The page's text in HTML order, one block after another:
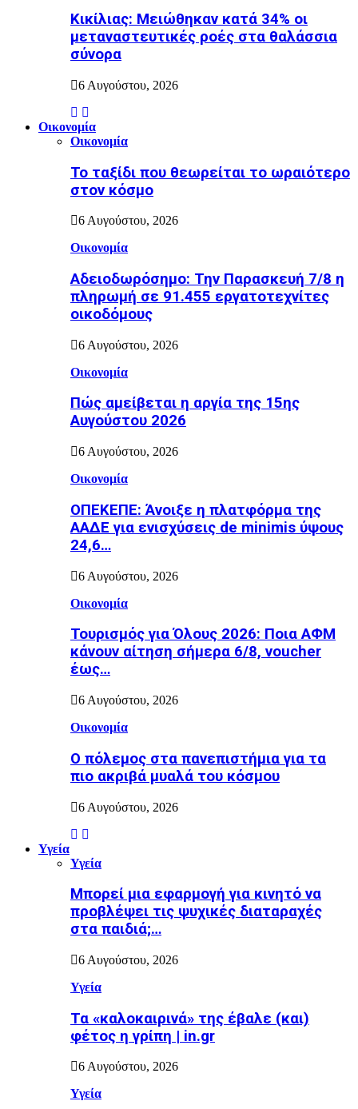
Κικίλιας: Μειώθηκαν κατά 34% οι
μεταναστευτικές ροές στα θαλάσσια
σύνορα
6 Αυγούστου, 2026
Οικονομία
Οικονομία
Το ταξίδι που θεωρείται το ωραιότερο
στον κόσμο
6 Αυγούστου, 2026
Οικονομία
Αδειοδωρόσημο: Την Παρασκευή 7/8 η
πληρωμή σε 91.455 εργατοτεχνίτες
οικοδόμους
6 Αυγούστου, 2026
Οικονομία
Πώς αμείβεται η αργία της 15ης
Αυγούστου 2026
6 Αυγούστου, 2026
Οικονομία
ΟΠΕΚΕΠΕ: Άνοιξε η πλατφόρμα της
ΑΑΔΕ για ενισχύσεις de minimis ύψους
24,6…
6 Αυγούστου, 2026
Οικονομία
Τουρισμός για Όλους 2026: Ποια ΑΦΜ
κάνουν αίτηση σήμερα 6/8, voucher
έως…
6 Αυγούστου, 2026
Οικονομία
Ο πόλεμος στα πανεπιστήμια για τα
πιο ακριβά μυαλά του κόσμου
6 Αυγούστου, 2026
Υγεία
Υγεία
Μπορεί μια εφαρμογή για κινητό να
προβλέψει τις ψυχικές διαταραχές
στα παιδιά;…
6 Αυγούστου, 2026
Υγεία
Τα «καλοκαιρινά» της έβαλε (και)
φέτος η γρίπη | in.gr
6 Αυγούστου, 2026
Υγεία